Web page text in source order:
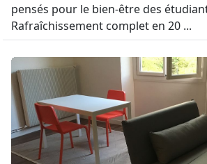
pensés pour le bien-être des
Rafraîchissement complet en 20 ...